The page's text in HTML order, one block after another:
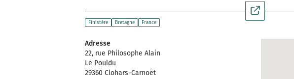
Finistère Bretagne France
Adresse
22, rue Philosophe Alain
Le Pouldu
29360 Clohars-Carnoët